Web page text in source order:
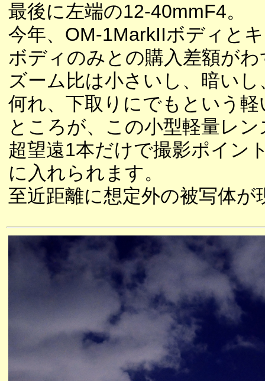
最後に左端の12-40mmF4。
今年、OM-1MarkIIボディと
ボディのみとの購入差額が
ズーム比は小さいし、暗い
何れ、下取りにでもという
ところが、この小型軽量レ
超望遠1本だけで撮影ポイン
に入れられます。
至近距離に想定外の被写体